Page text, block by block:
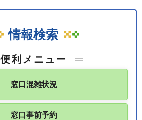
情報検索
便利メニュー
窓口混雑状況
窓口事前予約